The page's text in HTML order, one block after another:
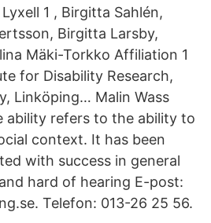
1 , Birgitta Sahlén,
Birgitta Larsby,
Mäki-Torkko Affiliation 1
for Disability Research,
Linköping… Malin Wass
ability refers to the ability to
context. It has been
with success in general
hard of hearing E-post:
Telefon: 013-26 25 56.